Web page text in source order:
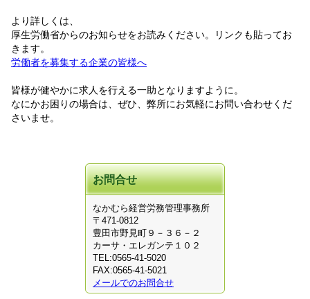
より詳しくは、
厚生労働省からのお知らせをお読みください。リンクも貼ってお
きます。
労働者を募集する企業の皆様へ
皆様が健やかに求人を行える一助となりますように。
なにかお困りの場合は、ぜひ、弊所にお気軽にお問い合わせくだ
さいませ。
お問合せ
なかむら経営労務管理事務所
〒471-0812
豊田市野見町９－３６－２
カーサ・エレガンテ１０２
TEL:0565-41-5020
FAX:0565-41-5021
メールでのお問合せ